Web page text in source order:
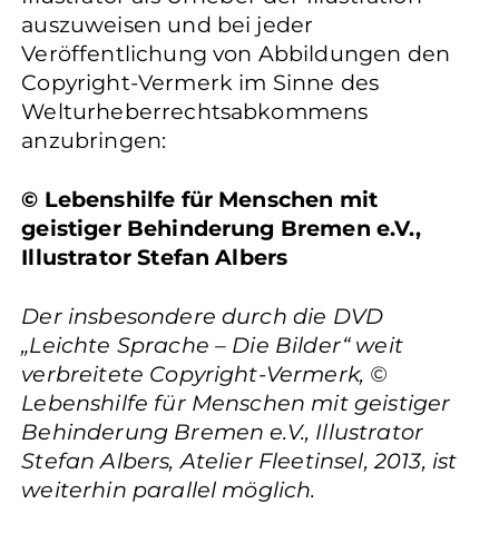
auszuweisen und bei jeder
Veröffentlichung von Abbildungen den
Copyright-Vermerk im Sinne des
Welturheberrechtsabkommens
anzubringen:
© Lebenshilfe für Menschen mit
geistiger Behinderung Bremen e.V.,
Illustrator Stefan Albers
Der insbesondere durch die DVD
„Leichte Sprache – Die Bilder“ weit
verbreitete Copyright-Vermerk, ©
Lebenshilfe für Menschen mit geistiger
Behinderung Bremen e.V., Illustrator
Stefan Albers, Atelier Fleetinsel, 2013, ist
weiterhin parallel möglich.